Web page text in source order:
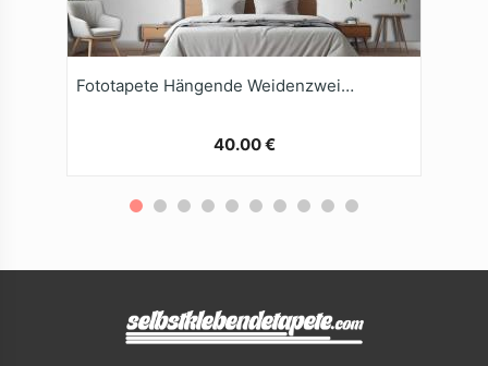
Fototapete Hängende Weidenzweige Mit Vögeln Auf Weißem Hintergrund
40.00 €